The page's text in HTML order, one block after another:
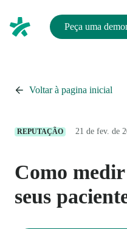
Peça uma
Voltar à pagina inicial
REPUTAÇÃO 21 de fev. de
Como
seus